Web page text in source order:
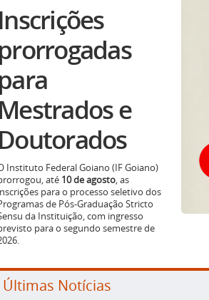
Inscrições
Mestrados e
Doutorados
Instituto Federal Goiano (IF Goiano)
até 10 de agosto, as
para o processo seletivo dos
de Pós-Graduação Stricto
da Instituição, com ingresso
para o segundo semestre de
Últimas Notícias